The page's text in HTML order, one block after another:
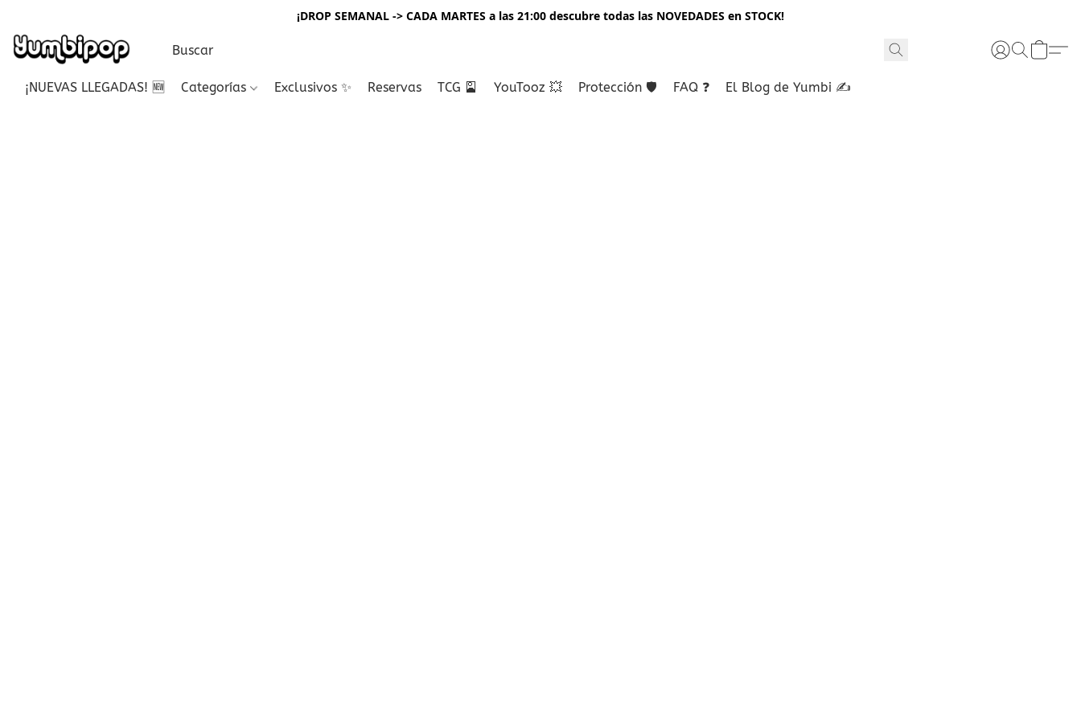
¡DROP SEMANAL -> CADA MARTES a las 21:00 descubre todas las NOVEDADES en STOCK!
¡NUEVAS LLEGADAS! 🆕 Categorías Exclusivos ✨ Reservas TCG 🎴 YouTooz 💥 Protección 🛡️ FAQ ❓ El Blog de Yumbi ✍️